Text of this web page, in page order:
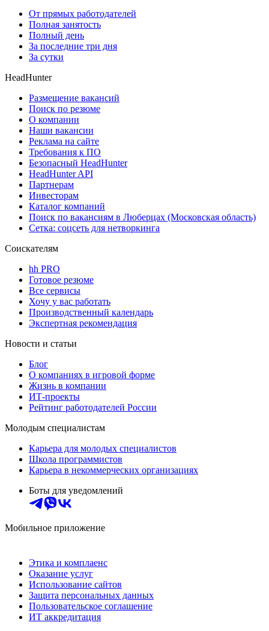
От прямых работодателей
Полная занятость
Полный день
За последние три дня
За сутки
HeadHunter
Размещение вакансий
Поиск по резюме
О компании
Наши вакансии
Реклама на сайте
Требования к ПО
Безопасный HeadHunter
HeadHunter API
Партнерам
Инвесторам
Каталог компаний
Поиск по вакансиям в Люберцах (Московская область)
Сетка: соцсеть для нетворкинга
Соискателям
hh PRO
Готовое резюме
Все сервисы
Хочу у вас работать
Производственный календарь
Экспертная рекомендация
Новости и статьи
Блог
О компаниях в игровой форме
Жизнь в компании
ИТ-проекты
Рейтинг работодателей России
Молодым специалистам
Карьера для молодых специалистов
Школа программистов
Карьера в некоммерческих организациях
Боты для уведомлений
Мобильное приложение
Этика и комплаенс
Оказание услуг
Использование сайтов
Защита персональных данных
Пользовательское соглашение
ИТ аккредитация